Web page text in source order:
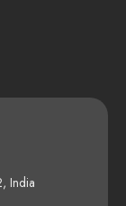
India